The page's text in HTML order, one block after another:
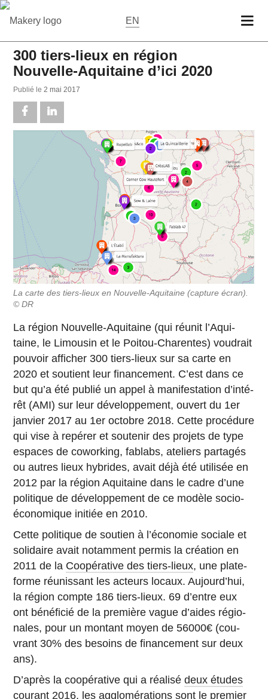
EN
300 tiers-lieux en région
Nouvelle-Aquitaine d’ici 2020
Publié le2 mai 2017
La carte des tiers-lieux en Nou­velle-Aqui­taine (capture écran).
© DR
La région Nou­velle-Aqui­taine (qui réunit l’Aqui­
taine, le Li­mou­sin et le Poi­tou-Cha­rentes) vou­drait
pouvoir af­fi­cher 300 tiers-lieux sur sa carte en
2020 et sou­tient leur fi­nan­ce­ment. C’est dans ce
but qu’a été publié un appel à ma­ni­fes­ta­tion d’in­té­
rêt (AMI) sur leur dé­ve­lop­pe­ment, ouvert du 1er
janvier 2017 au 1er octobre 2018. Cette pro­cé­dure
qui vise à repérer et sou­te­nir des projets de type
espaces de co­wor­king, fablabs, ate­liers par­ta­gés
ou autres lieux hy­brides, avait déjà été uti­li­sée en
2012 par la région Aqui­taine dans le cadre d’une
po­li­tique de dé­ve­lop­pe­ment de ce modèle so­cio-
éco­no­mique initiée en 2010.
Cette po­li­tique de soutien à l’éco­no­mie sociale et
so­li­daire avait no­tam­ment permis la créa­tion en
2011 de la Co­opé­ra­tive des tiers-lieux, une pla­te­
forme réunis­sant les acteurs locaux. Au­jour­d’hui,
la région compte 186 tiers-lieux. 69 d’entre eux
ont bé­né­fi­cié de la pre­mière vague d’aides ré­gio­
nales, pour un montant moyen de 56000€ (cou­
vrant 30% des besoins de fi­nan­ce­ment sur deux
ans).
D’après la co­opé­ra­tive qui a réalisédeux études
courant 2016, les ag­glo­mé­ra­tions sont le premier